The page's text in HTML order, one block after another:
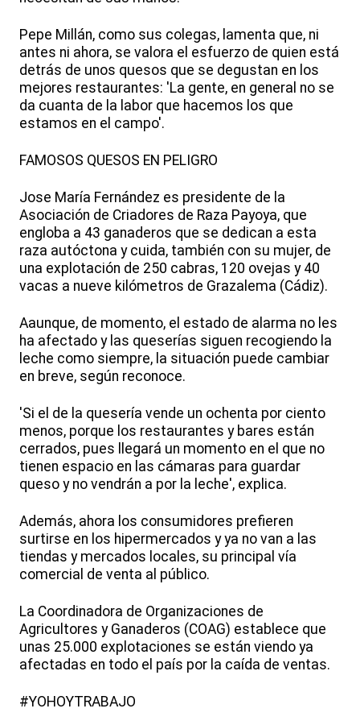
Pepe Millán, como sus colegas, lamenta que, ni
antes ni ahora, se valora el esfuerzo de quien está
detrás de unos quesos que se degustan en los
mejores restaurantes: 'La gente, en general no se
da cuanta de la labor que hacemos los que
estamos en el campo'.
FAMOSOS QUESOS EN PELIGRO
Jose María Fernández es presidente de la
Asociación de Criadores de Raza Payoya, que
engloba a 43 ganaderos que se dedican a esta
raza autóctona y cuida, también con su mujer, de
una explotación de 250 cabras, 120 ovejas y 40
vacas a nueve kilómetros de Grazalema (Cádiz).
Aaunque, de momento, el estado de alarma no les
ha afectado y las queserías siguen recogiendo la
leche como siempre, la situación puede cambiar
en breve, según reconoce.
'Si el de la quesería vende un ochenta por ciento
menos, porque los restaurantes y bares están
cerrados, pues llegará un momento en el que no
tienen espacio en las cámaras para guardar
queso y no vendrán a por la leche', explica.
Además, ahora los consumidores prefieren
surtirse en los hipermercados y ya no van a las
tiendas y mercados locales, su principal vía
comercial de venta al público.
La Coordinadora de Organizaciones de
Agricultores y Ganaderos (COAG) establece que
unas 25.000 explotaciones se están viendo ya
afectadas en todo el país por la caída de ventas.
#YOHOYTRABAJO